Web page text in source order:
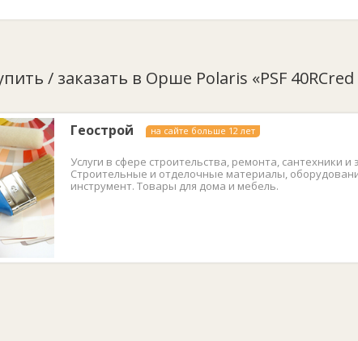
/ заказать в Орше Polaris «PSF
Геострой на сайте больше 12 лет
Услуги в сфере строительства, ремонта, сантехники и
Строительные и отделочные материалы,
инструмент. Товары для дома и мебель.